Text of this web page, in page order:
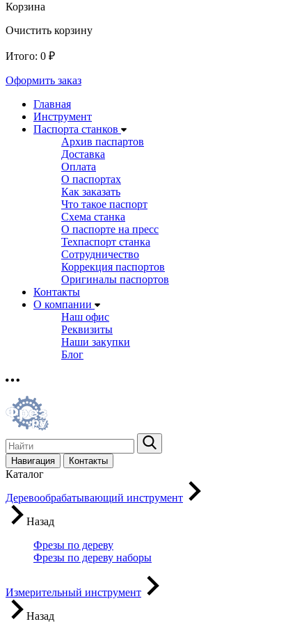
Корзина
Очистить корзину
Итого: 0 ₽
Оформить заказ
Главная
Инструмент
Паспорта станков
Архив паспартов
Доставка
Оплата
О паспортах
Как заказать
Что такое паспорт
Схема станка
О паспорте на пресс
Техпаспорт станка
Сотрудничество
Коррекция паспортов
Оригиналы паспортов
Контакты
О компании
Наш офис
Реквизиты
Наши закупки
Блог
Навигация Контакты
Каталог
Деревообрабатывающий инструмент
Назад
Фрезы по дереву
Фрезы по дереву наборы
Измерительный инструмент
Назад